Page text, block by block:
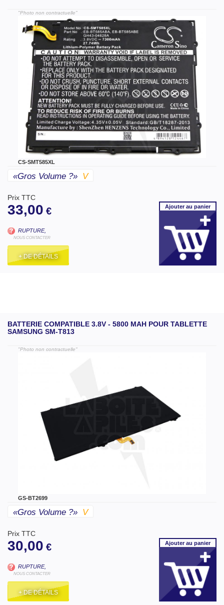
"Photo non contractuelle"
CS-SMT585XL
«gros Volume ?» V
Prix TTC
33,00 €
RUPTURE,
NOUS CONTACTER
+ DE DÉTAILS
Ajouterau panier
BATTERIE COMPATIBLE 3.8V - 5800 MAH POUR TABLETTE
SAMSUNG SM-T813
"Photo non contractuelle"
GS-BT2699
«gros Volume ?» V
Prix TTC
30,00 €
RUPTURE,
NOUS CONTACTER
+ DE DÉTAILS
Ajouterau panier